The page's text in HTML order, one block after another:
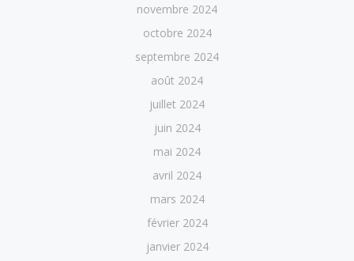
novembre 2024
octobre 2024
septembre 2024
août 2024
juillet 2024
juin 2024
mai 2024
avril 2024
mars 2024
février 2024
janvier 2024